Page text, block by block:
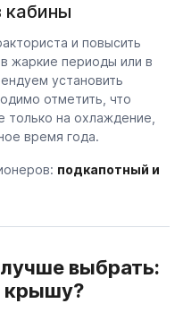
кабины
и повысить
жаркие периоды или в
установить
отметить, что
на охлаждение,
время года.
подкапотный и
выбрать:
крышу?